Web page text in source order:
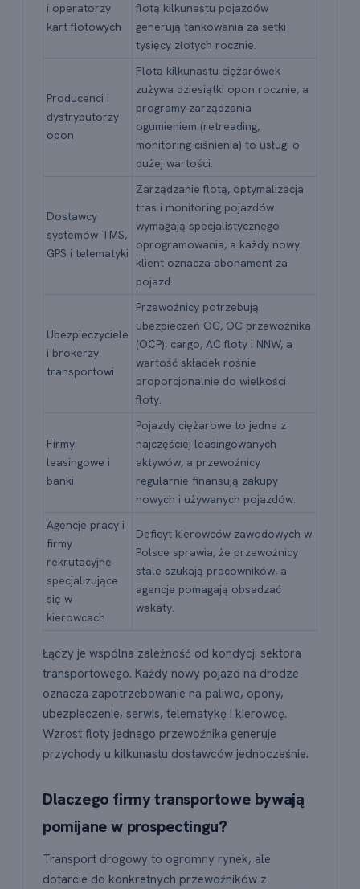
i operatorzy
kart flotowych
flotą kilkunastu pojazdów
generują tankowania za setki
tysięcy złotych rocznie.
Producenci i
dystrybutorzy
opon
Flota kilkunastu ciężarówek
zużywa dziesiątki opon rocznie, a
programy zarządzania
ogumieniem (retreading,
monitoring ciśnienia) to usługi o
dużej wartości.
Dostawcy
systemów TMS,
GPS i telematyki
Zarządzanie flotą, optymalizacja
tras i monitoring pojazdów
wymagają specjalistycznego
oprogramowania, a każdy nowy
klient oznacza abonament za
pojazd.
Ubezpieczyciele
i brokerzy
transportowi
Przewoźnicy potrzebują
ubezpieczeń OC, OC przewoźnika
(OCP), cargo, AC floty i NNW, a
wartość składek rośnie
proporcjonalnie do wielkości
floty.
Firmy
leasingowe i
banki
Pojazdy ciężarowe to jedne z
najczęściej leasingowanych
aktywów, a przewoźnicy
regularnie finansują zakupy
nowych i używanych pojazdów.
Agencje pracy i
firmy
rekrutacyjne
specjalizujące
się w
kierowcach
Deficyt kierowców zawodowych w
Polsce sprawia, że przewoźnicy
stale szukają pracowników, a
agencje pomagają obsadzać
wakaty.
Łączy je wspólna zależność od kondycji sektora
transportowego. Każdy nowy pojazd na drodze
oznacza zapotrzebowanie na paliwo, opony,
ubezpieczenie, serwis, telematykę i kierowcę.
Wzrost floty jednego przewoźnika generuje
przychody u kilkunastu dostawców jednocześnie.
Dlaczego firmy transportowe bywają
pomijane w prospectingu?
Transport drogowy to ogromny rynek, ale
dotarcie do konkretnych przewoźników z